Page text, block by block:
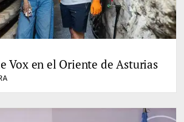
Vox en el Oriente de Asturias